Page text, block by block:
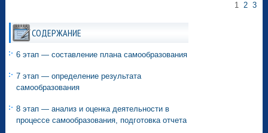
1 2 3
СОДЕРЖАНИЕ
6 этап — составление плана самообразования
7 этап — определение результата
самообразования
8 этап — анализ и оценка деятельности в
процессе самообразования, подготовка отчета